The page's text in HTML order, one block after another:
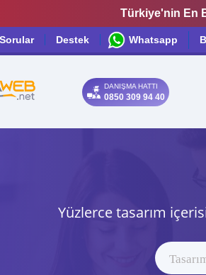
Türkiye'nin En
Destek Whatsapp
DANIŞMA HATTI
0850 309 94 40
Yüzlerce tasarım